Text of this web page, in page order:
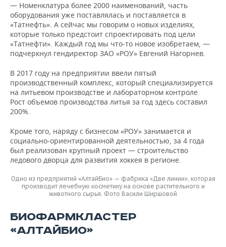
— Номенклатура более 2000 наименований, часть
оборудования уже поставлялась и поставляется в
«Татнефть». А сейчас мы говорим о новых изделиях,
которые только предстоит спроектировать под цели
«Татнефти». Каждый год мы что-то новое изобретаем, —
подчеркнул гендиректор ЗАО «РОУ» Евгений Нагорнев.
В 2017 году на предприятии ввели пятый
производственный комплекс, который специализируется
на литьевом производстве и лабораторном контроле.
Рост объемов производства литья за год здесь составил
200%.
Кроме того, наряду с бизнесом «РОУ» занимается и
социально-ориентированной деятельностью, за 4 года
был реализован крупный проект — строительство
ледового дворца для развития хоккея в регионе.
Одно из предприятий «АлтайБио» — фабрика «Две линии», которая
производит лечебную косметику на основе растительного и
животного сырья. Фото Васили Ширшовой
БИОФАРМКЛАСТЕР
«АЛТАЙБИО»